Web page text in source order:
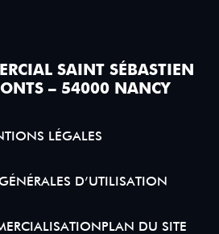
SAINT SÉBASTIEN
– 54000 NANCY
LÉGALES
D’UTILISATION
PLAN DU SITE